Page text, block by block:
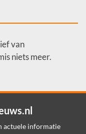
van
niets meer.
actuele informatie